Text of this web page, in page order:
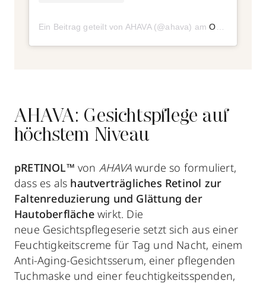
Ein Beitrag geteilt von AHAVA (@ahava) amOkt 14, 2020 um 5:40 PDT
AHAVA: Gesichtspflege auf
höchstem Niveau
pRETINOL™ von AHAVAwurde so formuliert,
dass es als hautverträgliches Retinol zur
Faltenreduzierung und Glättung der
Hautoberfläche wirkt. Die
neue Gesichtspflegeserie setzt sich aus einer
Feuchtigkeitscreme für Tag und Nacht, einem
Anti-Aging-Gesichtsserum, einer pflegenden
Tuchmaske und einer feuchtigkeitsspenden,